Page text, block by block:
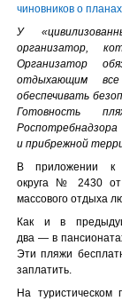
чиновников о
У
организатор,
Организатор
отдыхающим
обеспечивать
Готовность
и прибрежной
В приложении
округа № 2430 от
массового отдыха
Как и в
два — в
Эти пляжи
заплатить.
На туристическом